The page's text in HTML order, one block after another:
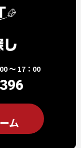
～ 17：00
ム